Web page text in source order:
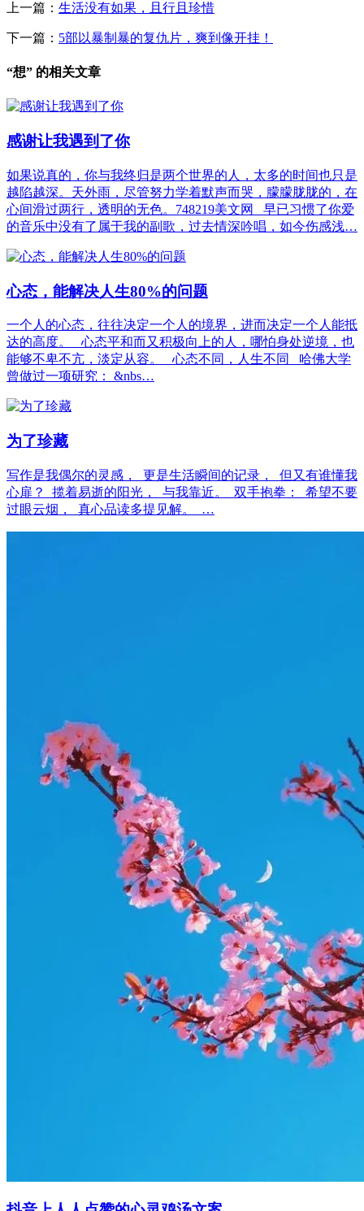
上一篇： 生活没有如果，且行且珍惜
下一篇： 5部以暴制暴的复仇片，爽到像开挂！
“想” 的相关文章
感谢让我遇到了你
如果说真的，你与我终归是两个世界的人，太多的时间也只是
越陷越深。天外雨，尽管努力学着默声而哭，朦朦胧胧的，在
心间滑过两行，透明的无色。748219美文网 早已习惯了你爱
的音乐中没有了属于我的副歌，过去情深吟唱，如今伤感浅…
心态，能解决人生80%的问题
一个人的心态，往往决定一个人的境界，进而决定一个人能抵
达的高度。 心态平和而又积极向上的人，哪怕身处逆境，也
能够不卑不亢，淡定从容。 心态不同，人生不同 哈佛大学
曾做过一项研究： &nbs…
为了珍藏
写作是我偶尔的灵感， 更是生活瞬间的记录， 但又有谁懂我
心扉？ 揽着易逝的阳光， 与我靠近。 双手抱拳： 希望不要
过眼云烟， 真心品读多提见解。 …